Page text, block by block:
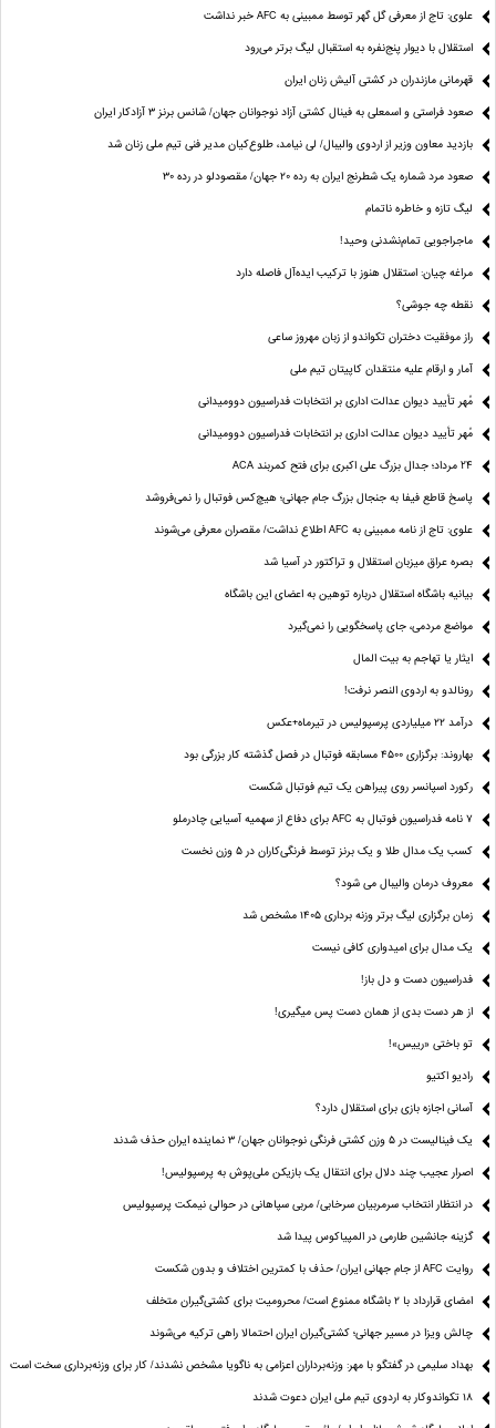
علوی: تاج از معرفی گل گهر توسط ممبینی به AFC خبر نداشت
استقلال با دیوار پنج‌نفره به استقبال لیگ برتر می‌رود
قهرمانی مازندران در کشتی آلیش زنان ایران
صعود فراستی و اسمعلی به فینال کشتی آزاد نوجوانان جهان/ شانس برنز ۳ آزادکار ایران
بازدید معاون وزیر از اردوی والیبال/ لی نیامد، طلوع‌کیان مدیر فنی تیم ملی زنان شد
صعود مرد شماره یک شطرنج ایران به رده ۲۰ جهان/ مقصودلو در رده ۳۰
لیگ تازه و خاطره ناتمام
ماجراجویی تمام‌نشدنی وحید!
مراغه چیان: استقلال هنوز با ترکیب ایده‌آل فاصله دارد
نقطه چه جوشی؟
راز موفقیت دختران تکواندو از زبان مهروز ساعی
آمار و ارقام علیه منتقدان کاپیتان تیم ملی
مُهر تأیید دیوان عدالت اداری بر انتخابات فدراسیون دوومیدانی
مُهر تأیید دیوان عدالت اداری بر انتخابات فدراسیون دوومیدانی
24 مرداد؛ جدال بزرگ علی‌ اکبری برای فتح کمربند ACA
پاسخ قاطع فیفا به جنجال بزرگ جام جهانی؛ هیچ‌کس فوتبال را نمی‌فروشد
علوی: تاج از نامه ممبینی به AFC اطلاع نداشت/ مقصران معرفی می‌شوند
بصره عراق میزبان استقلال و تراکتور در آسیا شد
بیانیه باشگاه استقلال درباره توهین به اعضای این باشگاه
مواضع مردمی، جای پاسخگویی را نمی‌گیرد
ایثار یا تهاجم به بیت المال
رونالدو به اردوی النصر نرفت!
درآمد ۲۲ میلیاردی پرسپولیس در تیرماه+عکس
بهاروند: برگزاری ۴۵۰۰ مسابقه فوتبال در فصل گذشته کار بزرگی بود
رکورد اسپانسر روی پیراهن یک تیم فوتبال شکست
۷ نامه فدراسیون فوتبال به AFC برای دفاع از سهمیه آسیایی چادرملو
کسب یک مدال طلا و یک برنز توسط فرنگی‌کاران در ۵ وزن نخست
معروف درمان والیبال می شود؟
زمان برگزاری لیگ برتر وزنه برداری ۱۴۰۵ مشخص شد
یک مدال برای امیدواری کافی نیست
فدراسیون دست‌ و دل باز!
از هر دست بدی از همان دست پس میگیری!
تو باختی «رییس»!
رادیو اکتیو
آسانی اجازه بازی برای استقلال دارد؟
یک فینالیست در ۵ وزن کشتی فرنگی نوجوانان جهان/ ۳ نماینده ایران حذف شدند
اصرار عجیب چند دلال برای انتقال یک بازیکن ملی‌پوش به پرسپولیس!
در انتظار انتخاب سرمربیان سرخابی/ مربی سپاهانی در حوالی نیمکت پرسپولیس
گزینه جانشین طارمی در المپیاکوس پیدا شد
روایت AFC از جام جهانی ایران/ حذف با کمترین اختلاف و بدون شکست
امضای قرارداد با ۲ باشگاه ممنوع است/ محرومیت برای کشتی‌گیران متخلف
چالش ویزا در مسیر جهانی؛ کشتی‌گیران ایران احتمالا راهی ترکیه می‌شوند
بهداد سلیمی در گفتگو با مهر: وزنه‌برداران اعزامی به ناگویا مشخص نشدند/ کار برای وزنه‌برداری سخت است
۱۸ تکواندوکار به اردوی تیم ملی ایران دعوت شدند